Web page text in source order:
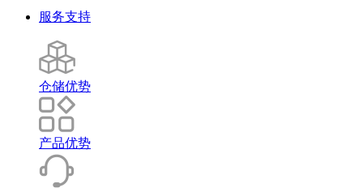
服务支持
仓储优势
产品优势